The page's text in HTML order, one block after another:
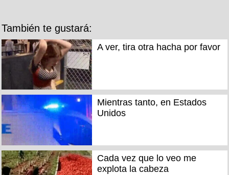
También te gustará:
A ver, tira otra hacha por favor
Mientras tanto, en Estados
Unidos
Cada vez que lo veo me
explota la cabeza